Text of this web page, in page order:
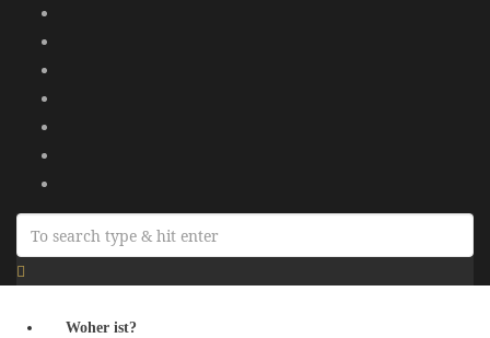
Woher ist?